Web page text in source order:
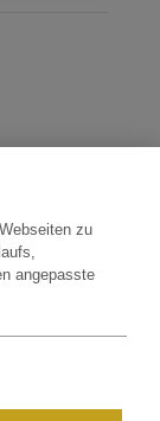
zu
angepasste